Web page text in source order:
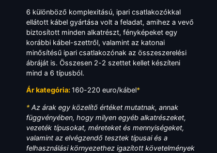
6 különböző komplexitású, ipari csatlakozókkal
ellátott kábel gyártása volt a feladat, amihez a vevő
biztosított minden alkatrészt, fényképeket egy
korábbi kábel-szettről, valamint az katonai
minősítésű ipari csatlakozónak az összeszerelési
ábráját is. Összesen 2-2 szettet kellet készíteni
mind a 6 típusból.
Ár kategória: 160-220 euro/kábel*
* Az árak egy közelítő értéket mutatnak, annak
függvényében, hogy milyen egyéb alkatrészeket,
vezeték típusokat, méreteket és mennyiségeket,
valamint az elvégzendő tesztek típusai és a
felhasználási környezethez igazított követelmények